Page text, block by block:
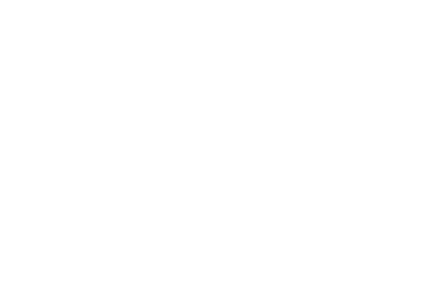
Ikan Kembali Beroperasi, Kapolres Karo AKBP